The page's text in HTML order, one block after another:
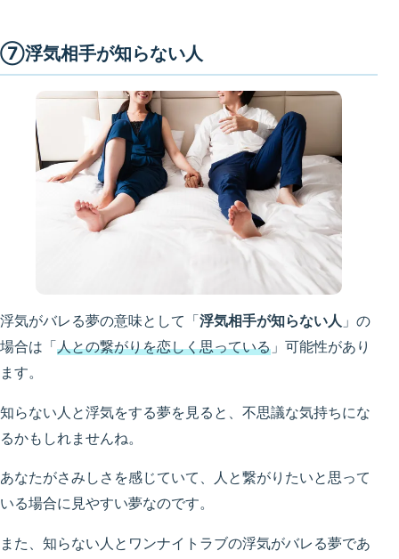
⑦浮気相手が知らない人
浮気がバレる夢の意味として「浮気相手が知らない人 」の
場合は「人との繋がりを恋しく思っている 」可能性があり
ます。
知らない人と浮気をする夢を見ると、不思議な気持ちにな
るかもしれませんね。
あなたがさみしさを感じていて、人と繋がりたいと思って
いる場合に見やすい夢なのです。
また、知らない人とワンナイトラブの浮気がバレる夢であ